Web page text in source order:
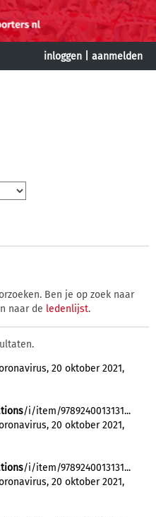
inloggen aanmelden
Ben je op zoek naar
naar de ledenlijst.
20 oktober 2021,
/i/item/9789240013131...
20 oktober 2021,
/i/item/9789240013131...
20 oktober 2021,